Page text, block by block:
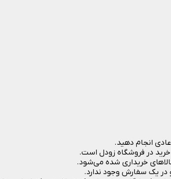
انجام دهید.
خرید در فروشگاه زودل است.
خریداری شده می‌شود.
در یک سفارش وجود ندارد.